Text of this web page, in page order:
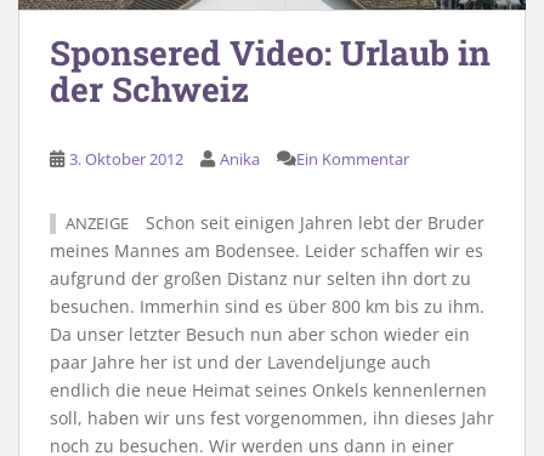
Sponsered Video: Urlaub in
der Schweiz
3. Oktober 2012 Anika Ein Kommentar
ANZEIGE
Schon seit einigen Jahren lebt der Bruder
meines Mannes am Bodensee. Leider schaffen wir es
aufgrund der großen Distanz nur selten ihn dort zu
besuchen. Immerhin sind es über 800 km bis zu ihm.
Da unser letzter Besuch nun aber schon wieder ein
paar Jahre her ist und der Lavendeljunge auch
endlich die neue Heimat seines Onkels kennenlernen
soll, haben wir uns fest vorgenommen, ihn dieses Jahr
noch zu besuchen. Wir werden uns dann in einer